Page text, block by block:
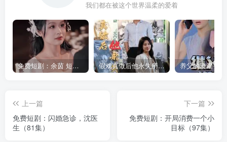
我们都在被这个世界温柔的爱着
免费短剧：余茵 短剧 16部合集 假戏真做后他永失所爱（60集）程澄＆杨珞仟
上一篇
免费短剧：闪婚急诊，沈医
生（81集）
下一篇
免费短剧：开局消费一个小
目标（97集）